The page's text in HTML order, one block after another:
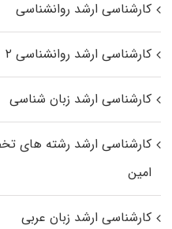
کارشناسی ارشد روانشناسی
کارشناسی ارشد روانشناسی ۲
کارشناسی ارشد زبان شناسی
کارشناسی ارشد رﺷﺘﻪ ﻫﺎی
اﻣﻴﻦ
کارشناسی ارشد زبان عربی